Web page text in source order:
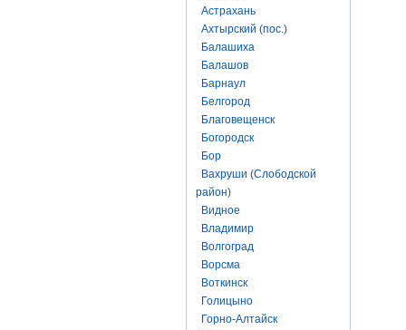
Астрахань
Ахтырский (пос.)
Балашиха
Балашов
Барнаул
Белгород
Благовещенск
Богородск
Бор
Вахруши (Слободской
район)
Видное
Владимир
Волгоград
Ворсма
Воткинск
Голицыно
Горно-Алтайск